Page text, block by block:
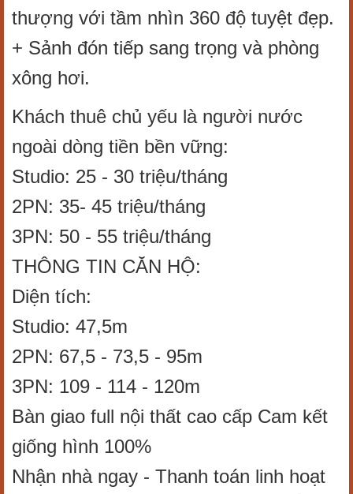
thượng với tầm nhìn 360 độ tuyệt đẹp.
+ Sảnh đón tiếp sang trọng và phòng
xông hơi.
Khách thuê chủ yếu là người nước
ngoài dòng tiền bền vững:
Studio: 25 - 30 triệu/tháng
2PN: 35- 45 triệu/tháng
3PN: 50 - 55 triệu/tháng
THÔNG TIN CĂN HỘ:
Diện tích:
Studio: 47,5m
2PN: 67,5 - 73,5 - 95m
3PN: 109 - 114 - 120m
Bàn giao full nội thất cao cấp Cam kết
giống hình 100%
Nhận nhà ngay - Thanh toán linh hoạt